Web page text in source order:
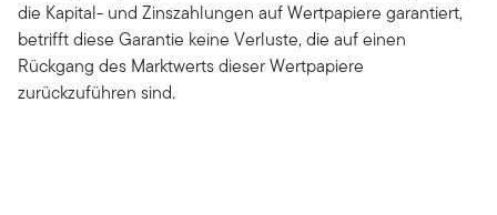
die Kapital- und Zinszahlungen auf Wertpapiere garantiert,
betrifft diese Garantie keine Verluste, die auf einen
Rückgang des Marktwerts dieser Wertpapiere
zurückzuführen sind.